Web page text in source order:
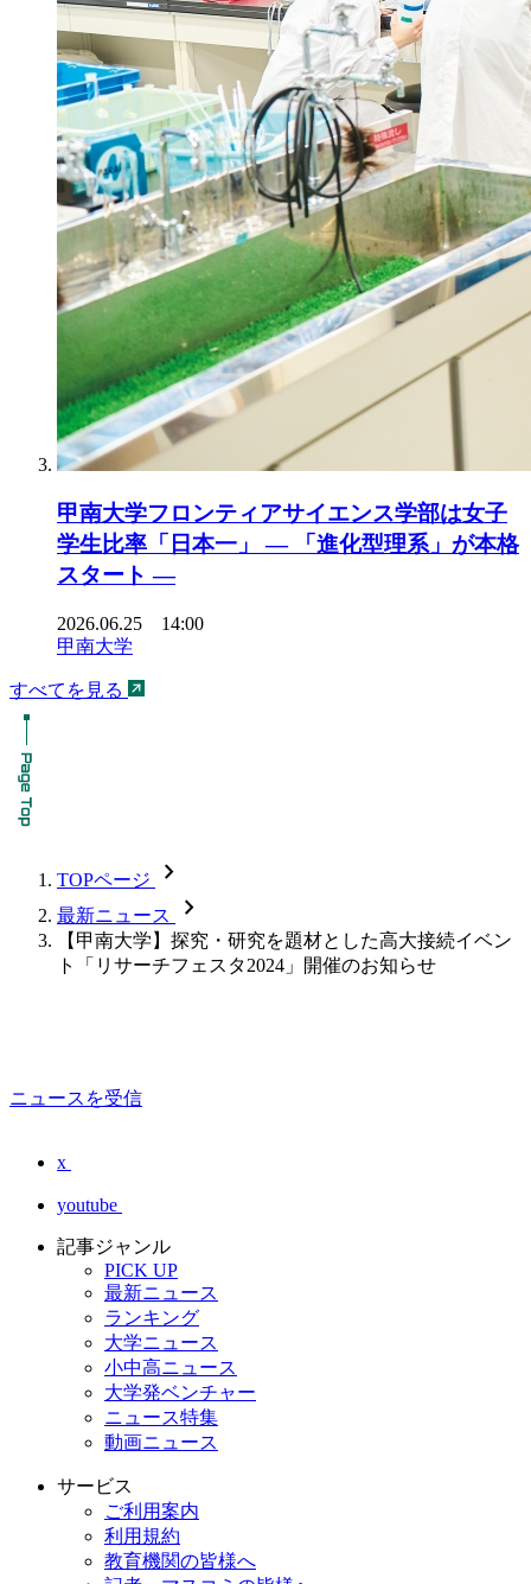
甲南大学フロンティアサイエンス学部は女子
学生比率「日本一」 ― 「進化型理系」が本格
スタート ―
2026.06.25 14:00
甲南大学
すべてを見る
TOPページ chevron_forward
最新ニュース chevron_forward
【甲南大学】探究・研究を題材とした高大接続イベン
ト「リサーチフェスタ2024」開催のお知らせ
ニュースを受信
x
youtube
記事ジャンル
PICK UP
最新ニュース
ランキング
大学ニュース
小中高ニュース
大学発ベンチャー
ニュース特集
動画ニュース
サービス
ご利用案内
利用規約
教育機関の皆様へ